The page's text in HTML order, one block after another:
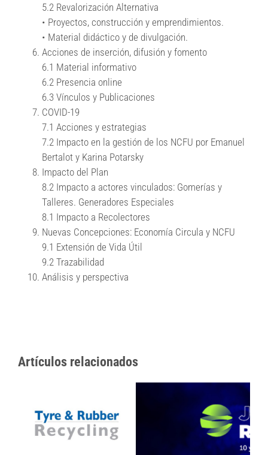
5.2 Revalorización Alternativa
• Proyectos, construcción y emprendimientos.
• Material didáctico y de divulgación.
Acciones de inserción, difusión y fomento
6.1 Material informativo
6.2 Presencia online
6.3 Vínculos y Publicaciones
COVID-19
7.1 Acciones y estrategias
7.2 Impacto en la gestión de los NCFU por Emanuel
Bertalot y Karina Potarsky
Impacto del Plan
8.2 Impacto a actores vinculados: Gomerías y
Talleres. Generadores Especiales
8.1 Impacto a Recolectores
Nuevas Concepciones: Economía Circula y NCFU
9.1 Extensión de Vida Útil
9.2 Trazabilidad
Análisis y perspectiva
Artículos relacionados